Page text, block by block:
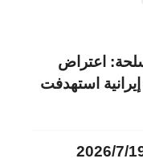
اعتراض
إيرانية استهدفت